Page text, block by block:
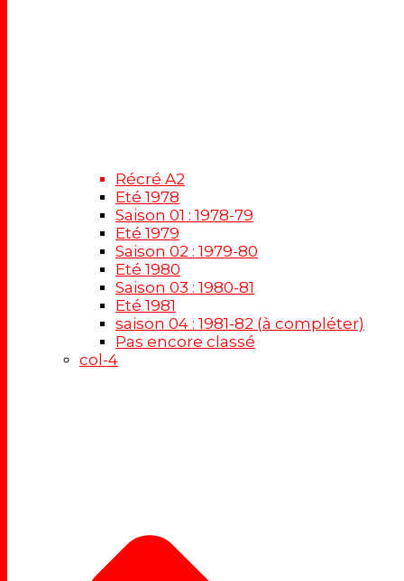
Récré A2
Eté 1978
Saison 01 : 1978-79
Eté 1979
Saison 02 : 1979-80
Eté 1980
Saison 03 : 1980-81
Eté 1981
saison 04 : 1981-82 (à compléter)
Pas encore classé
col-4